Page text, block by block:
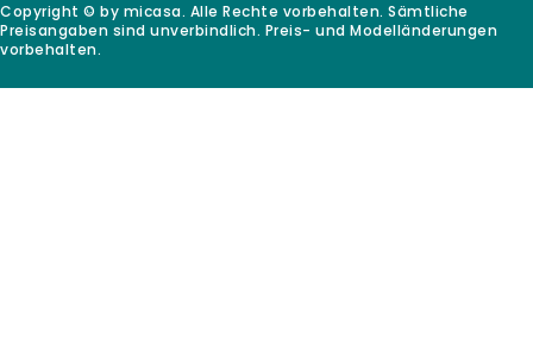
Copyright © by micasa. Alle Rechte vorbehalten. Sämtliche
Preisangaben sind unverbindlich. Preis- und Modelländerungen
vorbehalten.